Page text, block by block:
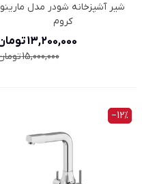
شیر آشپزخانه شودر مدل مارینو
کروم
13,200,000 تومان
15,000,000 تومان
‎−12%